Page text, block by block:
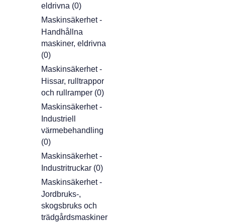
eldrivna (0)
Maskinsäkerhet -
Handhållna
maskiner, eldrivna
(0)
Maskinsäkerhet -
Hissar, rulltrappor
och rullramper (0)
Maskinsäkerhet -
Industriell
värmebehandling
(0)
Maskinsäkerhet -
Industritruckar (0)
Maskinsäkerhet -
Jordbruks-,
skogsbruks och
trädgårdsmaskiner